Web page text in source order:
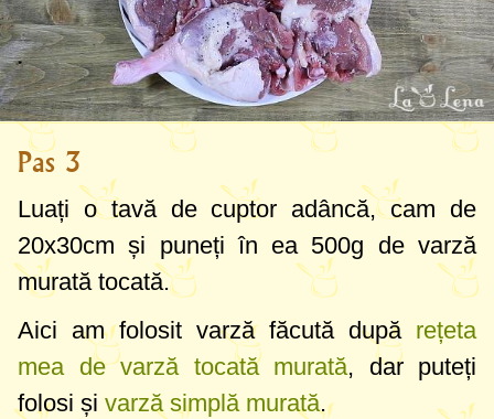
Pas 3
Luați o tavă de cuptor adâncă, cam de
20x30cm și puneți în ea 500g de varză
murată tocată.
Aici am folosit varză făcută după rețeta
mea de varză tocată murată, dar puteți
folosi și varză simplă murată.